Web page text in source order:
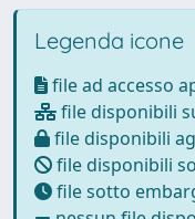
Legenda icone
file ad accesso
file disponibili
file disponibili
file disponibili
file sotto